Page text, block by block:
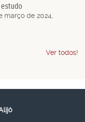
março de 2024,
Ver todos!